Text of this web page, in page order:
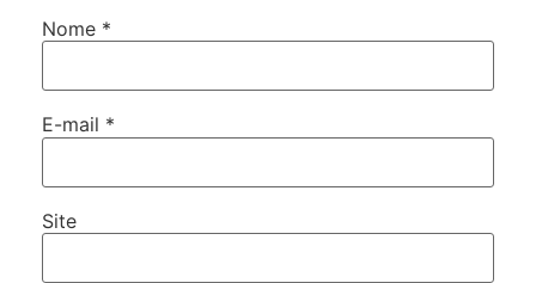
Nome *
E-mail *
Site